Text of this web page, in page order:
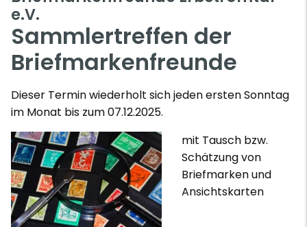
e.V.
Sammlertreffen der
Briefmarkenfreunde
Dieser Termin wiederholt sich jeden ersten Sonntag
im Monat bis zum 07.12.2025.
mit Tausch bzw.
Schätzung von
Briefmarken und
Ansichtskarten